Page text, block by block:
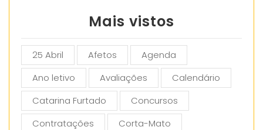
Mais vistos
25 Abril Afetos
Agenda
Ano letivo
Avaliações
Calendário
Catarina Furtado
Concursos
Contratações
Corta-Mato